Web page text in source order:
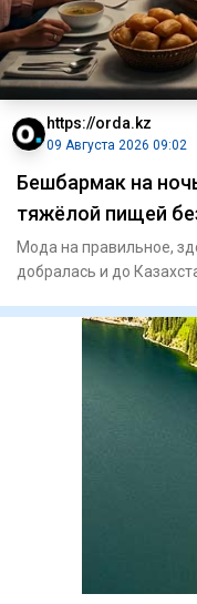
https://orda.kz
09 Августа 2026 09:02
Бешбармак на
тяжёлой пищей
Мода на правильное,
добралась и до